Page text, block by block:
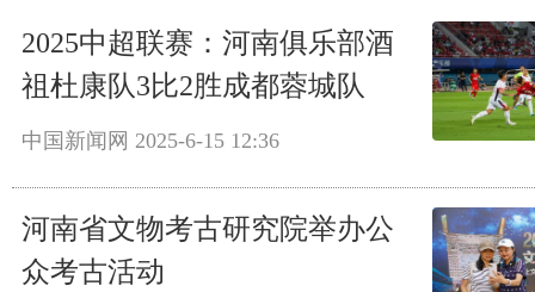
2025中超联赛：河南俱乐部酒
祖杜康队3比2胜成都蓉城队
中国新闻网 2025-6-15 12:36
河南省文物考古研究院举办公
众考古活动